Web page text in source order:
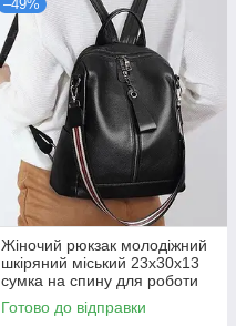
–49%
Жіночий рюкзак молодіжний
шкіряний міський 23х30х13
сумка на спину для роботи
чорна натуральна шкіра
новий
Готово до відправки